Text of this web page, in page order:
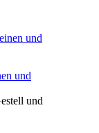
und
und